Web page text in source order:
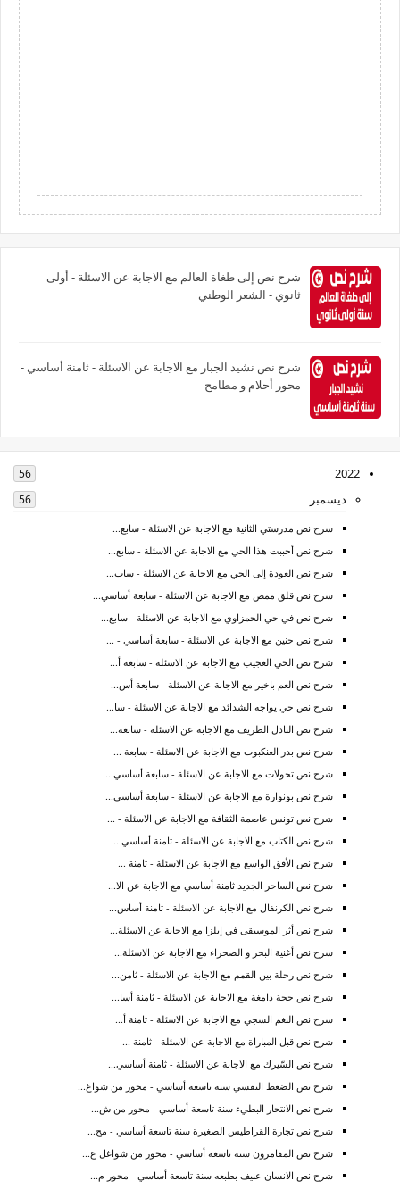
شرح نص إلى طغاة العالم مع الاجابة عن الاسئلة - أولى
ثانوي - الشعر الوطني
شرح نص نشيد الجبار مع الاجابة عن الاسئلة - ثامنة أساسي -
محور أحلام و مطامح
2022
56
ديسمبر 56
شرح نص مدرستي الثانية مع الاجابة عن الاسئلة - سابع...
شرح نص أحببت هذا الحي مع الاجابة عن الاسئلة - سابع...
شرح نص العودة إلى الحي مع الاجابة عن الاسئلة - ساب...
شرح نص قلق ممض مع الاجابة عن الاسئلة - سابعة أساسي...
شرح نص في حي الحمزاوي مع الاجابة عن الاسئلة - سابع...
شرح نص حنين مع الاجابة عن الاسئلة - سابعة أساسي - ...
شرح نص الحي العجيب مع الاجابة عن الاسئلة - سابعة أ...
شرح نص العم باخير مع الاجابة عن الاسئلة - سابعة أس...
شرح نص حي يواجه الشدائد مع الاجابة عن الاسئلة - سا...
شرح نص النادل الظريف مع الاجابة عن الاسئلة - سابعة...
شرح نص بدر العنكبوت مع الاجابة عن الاسئلة - سابعة ...
شرح نص تحولات مع الاجابة عن الاسئلة - سابعة أساسي ...
شرح نص بونوارة مع الاجابة عن الاسئلة - سابعة أساسي...
شرح نص تونس عاصمة الثقافة مع الاجابة عن الاسئلة - ...
شرح نص الكتاب مع الاجابة عن الاسئلة - ثامنة أساسي ...
شرح نص الأفق الواسع مع الاجابة عن الاسئلة - ثامنة ...
شرح نص الساحر الجديد ثامنة أساسي مع الاجابة عن الا...
شرح نص الكرنفال مع الاجابة عن الاسئلة - ثامنة أساس...
شرح نص أثر الموسيقى في إيلزا مع الاجابة عن الاسئلة...
شرح نص أغنية البحر و الصحراء مع الاجابة عن الاسئلة...
شرح نص رحلة بين القمم مع الاجابة عن الاسئلة - ثامن...
شرح نص حجة دامغة مع الاجابة عن الاسئلة - ثامنة أسا...
شرح نص النغم الشجي مع الاجابة عن الاسئلة - ثامنة أ...
شرح نص قبل المباراة مع الاجابة عن الاسئلة - ثامنة ...
شرح نص السّيرك مع الاجابة عن الاسئلة - ثامنة أساسي...
شرح نص الضغط النفسي سنة تاسعة أساسي - محور من شواغ...
شرح نص الانتحار البطيء سنة تاسعة أساسي - محور من ش...
شرح نص تجارة القراطيس الصغيرة سنة تاسعة أساسي - مح...
شرح نص المقامرون سنة تاسعة أساسي - محور من شواغل ع...
شرح نص الانسان عنيف بطبعه سنة تاسعة أساسي - محور م...